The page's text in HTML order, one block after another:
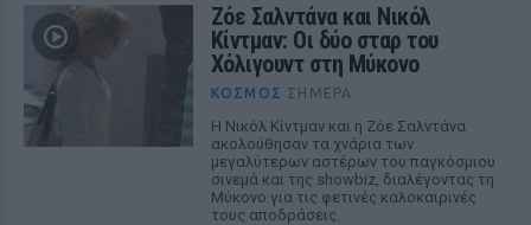
Ζόε Σαλντάνα και Νικόλ
Κίντμαν: Οι δύο σταρ του
Χόλιγουντ στη Μύκονο
ΚΌΣΜΟΣ ΣΉΜΕΡΑ
Η Νικόλ Κίντμαν και η Ζόε Σαλντάνα
ακολούθησαν τα χνάρια των
μεγαλύτερων αστέρων του παγκόσμιου
σινεμά και της showbiz, διαλέγοντας τη
Μύκονο για τις φετινές καλοκαιρινές
τους αποδράσεις.